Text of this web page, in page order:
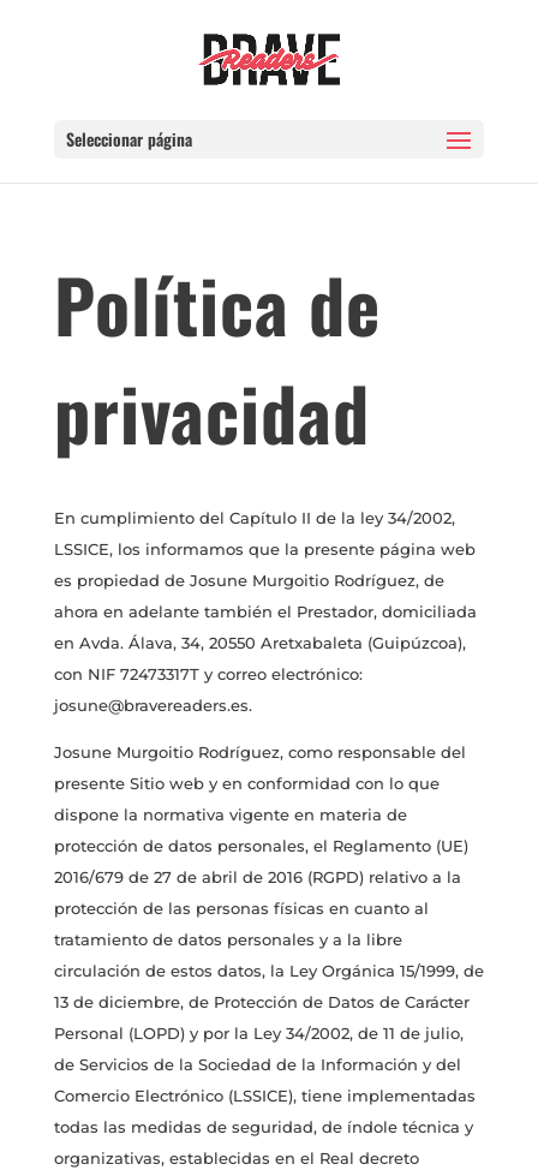
Seleccionar página
Política de
privacidad
En cumplimiento del Capítulo II de la ley 34/2002,
LSSICE, los informamos que la presente página web
es propiedad de Josune Murgoitio Rodríguez, de
ahora en adelante también el Prestador, domiciliada
en Avda. Álava, 34, 20550 Aretxabaleta (Guipúzcoa),
con NIF 72473317T y correo electrónico:
josune@bravereaders.es.
Josune Murgoitio Rodríguez, como responsable del
presente Sitio web y en conformidad con lo que
dispone la normativa vigente en materia de
protección de datos personales, el Reglamento (UE)
2016/679 de 27 de abril de 2016 (RGPD) relativo a la
protección de las personas físicas en cuanto al
tratamiento de datos personales y a la libre
circulación de estos datos, la Ley Orgánica 15/1999, de
13 de diciembre, de Protección de Datos de Carácter
Personal (LOPD) y por la Ley 34/2002, de 11 de julio,
de Servicios de la Sociedad de la Información y del
Comercio Electrónico (LSSICE), tiene implementadas
todas las medidas de seguridad, de índole técnica y
organizativas, establecidas en el Real decreto